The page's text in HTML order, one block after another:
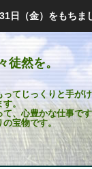
日（金）をもちま
徒然を。
ってじっくりと手が
す。
、心豊かな仕事で
の宝物です。